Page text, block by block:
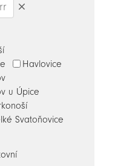
Havlovice
u Úpice
Svatoňovice